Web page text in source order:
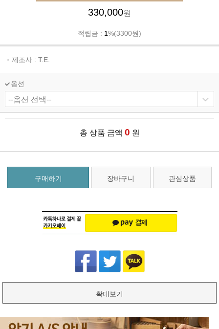
330,000원
적립금 : 1%(3300원)
제조사 : T.E.
옵션
총 상품 금액 0 원
구매하기 장바구니 관심상품
확대보기